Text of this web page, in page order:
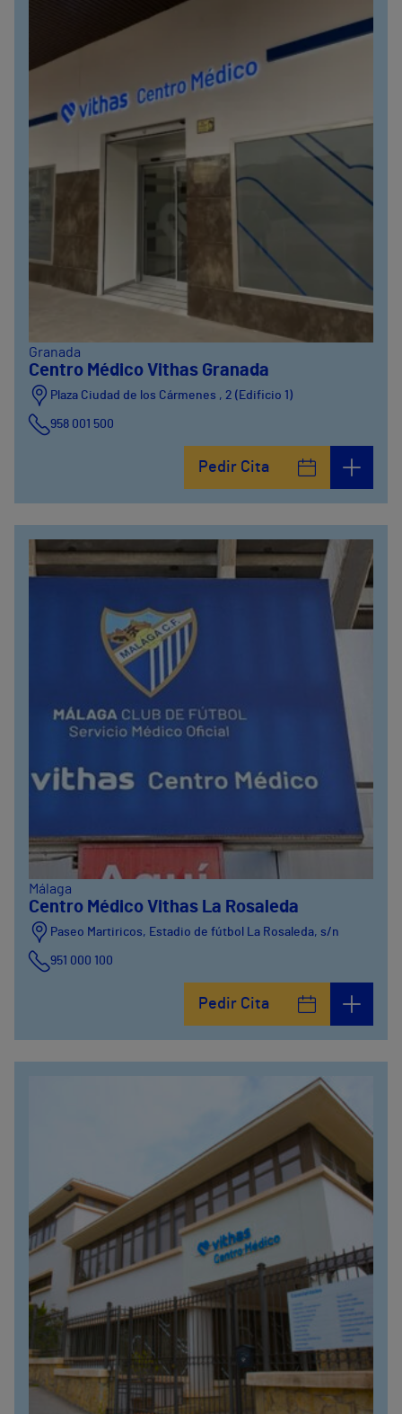
Granada
Centro Médico Vithas Granada
Plaza Ciudad de los Cármenes , 2 (Edificio 1)
958 001 500
Pedir Cita
Málaga
Centro Médico Vithas La Rosaleda
Paseo Martiricos, Estadio de fútbol La Rosaleda, s/n
951 000 100
Pedir Cita